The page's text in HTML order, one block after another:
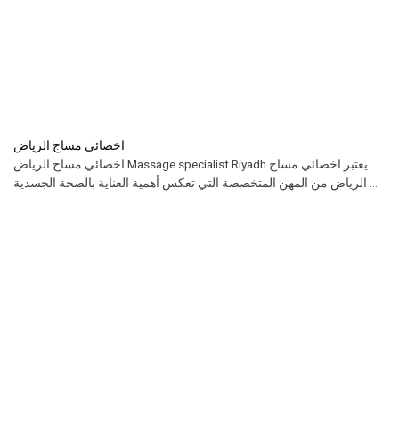
اخصائي مساج الرياض
اخصائي مساج الرياض Massage specialist Riyadh يعتبر اخصائي مساج